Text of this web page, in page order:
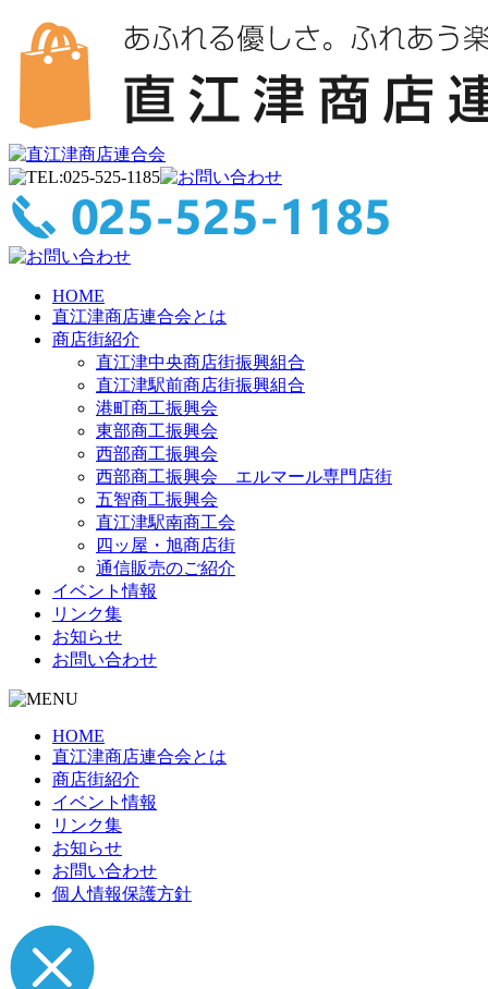
HOME
直江津商店連合会とは
商店街紹介
直江津中央商店街振興組合
直江津駅前商店街振興組合
港町商工振興会
東部商工振興会
西部商工振興会
西部商工振興会 エルマール専門店街
五智商工振興会
直江津駅南商工会
四ッ屋・旭商店街
通信販売のご紹介
イベント情報
リンク集
お知らせ
お問い合わせ
HOME
直江津商店連合会とは
商店街紹介
イベント情報
リンク集
お知らせ
お問い合わせ
個人情報保護方針